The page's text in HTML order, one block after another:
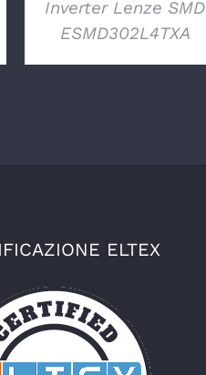
Inverter Lenze SMD
ESMD302L4TXA
ELTEX